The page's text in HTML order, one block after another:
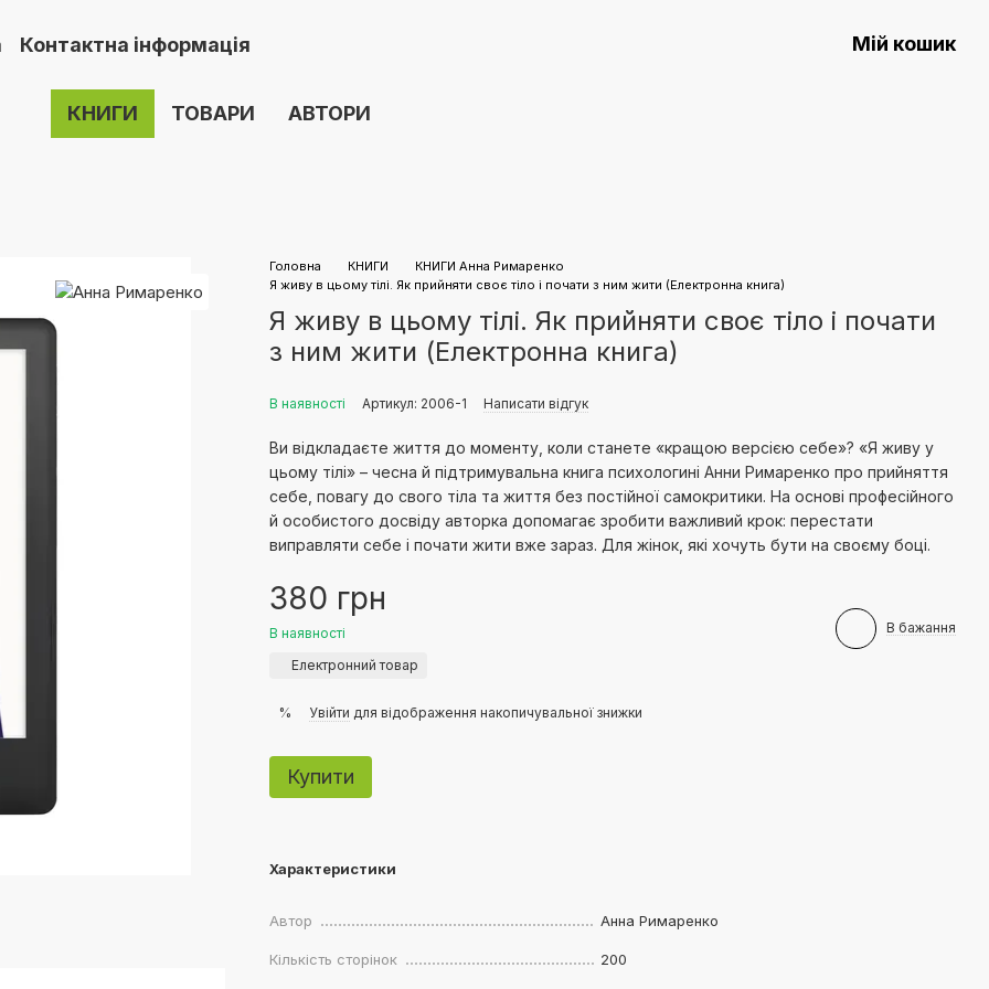
Контактна інформація
Угода користувача Публічний договір (оферта)
Мій кошик
КНИГИ ТОВАРИ АВТОРИ
Головна КНИГИ
КНИГИ Анна Римаренко
Я живу в цьому тілі. Як прийняти своє тіло і почати з ним жити (Електронна книга)
Я живу в цьому тілі. Як прийняти своє тіло і почати
з ним жити (Електронна книга)
В наявності Артикул: 2006-1 Написати відгук
Ви відкладаєте життя до моменту, коли станете «кращою версією себе»? «Я живу у
цьому тілі» – чесна й підтримувальна книга психологині Анни Римаренко про прийняття
себе, повагу до свого тіла та життя без постійної самокритики. На основі професійного
й особистого досвіду авторка допомагає зробити важливий крок: перестати
виправляти себе і почати жити вже зараз. Для жінок, які хочуть бути на своєму боці.
380 грн
В наявності
Електронний товар
В бажання
% Увійти для відображення накопичувальної знижки
Купити
Характеристики
Автор Анна Римаренко
Кількість сторінок 200